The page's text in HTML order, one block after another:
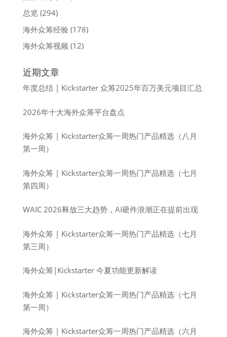
总览(294)
海外众筹经验 (178)
海外众筹视频 (12)
近期文章
年度总结 | Kickstarter 众筹2025年百万美元项目汇总
2026年十大海外众筹平台盘点
海外众筹 | Kickstarter众筹一周热门产品精选（八月
第一周）
海外众筹 | Kickstarter众筹一周热门产品精选（七月
第四周）
WAIC 2026释放三大趋势，AI硬件浪潮正在提前出现
海外众筹 | Kickstarter众筹一周热门产品精选（七月
第三周）
海外众筹|Kickstarter 今夏功能更新解读
海外众筹 | Kickstarter众筹一周热门产品精选（七月
第一周）
海外众筹 | Kickstarter众筹一周热门产品精选（六月